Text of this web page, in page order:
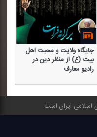
جایگاه ولایت و محبت اهل
بیت (ع) از منظر دین در
رادیو معارف
ایران است